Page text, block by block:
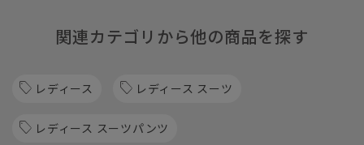
関連カテゴリから他の商品を探す
レディース レディース スーツ
レディース スーツパンツ